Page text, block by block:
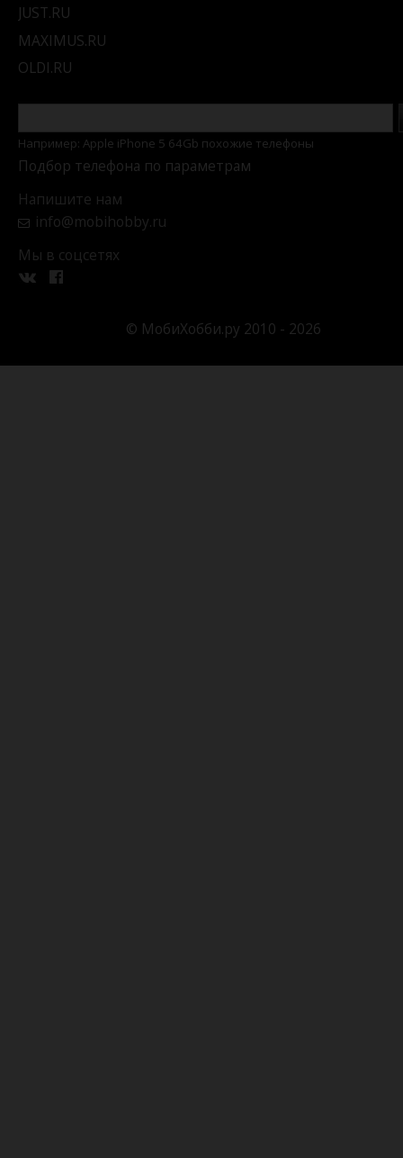
JUST.RU
MAXIMUS.RU
OLDI.RU
Например: Apple iPhone 5 64Gb похожие телефоны
Подбор телефона по параметрам
Напишите нам
info@mobihobby.ru
Мы в соцсетях
© МобиХобби.ру 2010 - 2026